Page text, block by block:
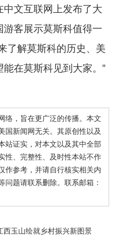
文互联网上发布了大
客展示莫斯科值得一
了解莫斯科的历史、美
在莫斯科见到大家。”
，旨在更广泛的传播。本文
国新闻网无关。其原创性以及
站证实，对本文以及其中全部
性、完整性、及时性本站不作
作参考，并请自行核实相关内
问题请联系删除。联系邮箱：
西玉山绘就乡村振兴新图景